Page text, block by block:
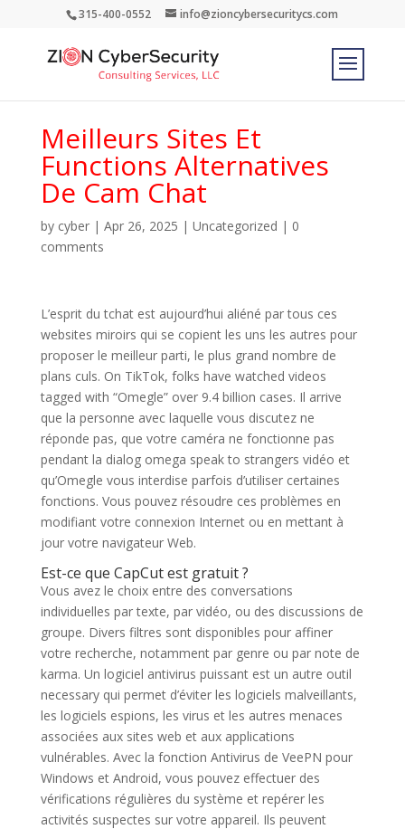
315-400-0552 info@zioncybersecuritycs.com
Meilleurs Sites Et
Functions Alternatives
De Cam Chat
by cyber| Apr 26, 2025 | Uncategorized | 0
comments
L’esprit du tchat est aujourd’hui aliéné par tous ces
websites miroirs qui se copient les uns les autres pour
proposer le meilleur parti, le plus grand nombre de
plans culs. On TikTok, folks have watched videos
tagged with “Omegle” over 9.4 billion cases. Il arrive
que la personne avec laquelle vous discutez ne
réponde pas, que votre caméra ne fonctionne pas
pendant la dialog omega speak to strangers vidéo et
qu’Omegle vous interdise parfois d’utiliser certaines
fonctions. Vous pouvez résoudre ces problèmes en
modifiant votre connexion Internet ou en mettant à
jour votre navigateur Web.
Est-ce que CapCut est gratuit ?
Vous avez le choix entre des conversations
individuelles par texte, par vidéo, ou des discussions de
groupe. Divers filtres sont disponibles pour affiner
votre recherche, notamment par genre ou par note de
karma. Un logiciel antivirus puissant est un autre outil
necessary qui permet d’éviter les logiciels malveillants,
les logiciels espions, les virus et les autres menaces
associées aux sites web et aux applications
vulnérables. Avec la fonction Antivirus de VeePN pour
Windows et Android, vous pouvez effectuer des
vérifications régulières du système et repérer les
activités suspectes sur votre appareil. Ils peuvent